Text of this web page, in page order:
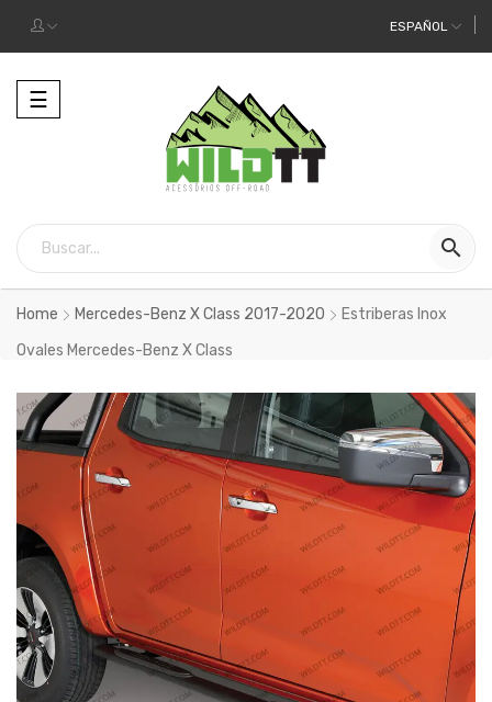
ESPAÑOL
Alternar
la
☰

Home Mercedes-Benz X Class 2017-2020
Estriberas Inox
Ovales Mercedes-Benz X Class